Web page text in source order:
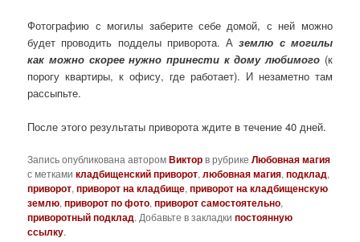
Фотографию с могилы заберите себе домой, с ней можно
будет проводить подделы приворота. Аземлю с могилы
как можно скорее нужно принести к дому любимого (к
порогу квартиры, к офису, где работает). И незаметно там
рассыпьте.
После этого результаты приворота ждите в течение 40 дней.
Запись опубликована авторомВикторв рубрикеЛюбовная магия
с меткамикладбищенский приворот,любовная магия,подклад,
приворот,приворот на кладбище,приворот на кладбищенскую
землю,приворот по фото,приворот самостоятельно,
приворотный подклад. Добавьте в закладкипостоянную
ссылку.